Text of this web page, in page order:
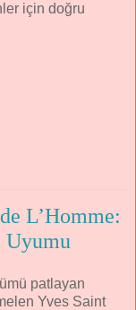
için doğru
L’Homme:
Uyumu
patlayan
Yves Saint